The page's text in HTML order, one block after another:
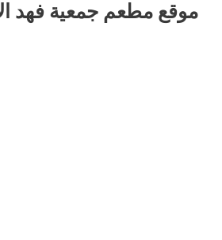
موقع مطعم جمعية فهد